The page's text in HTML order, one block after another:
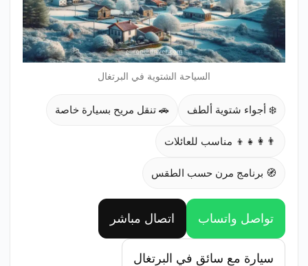
السياحة الشتوية في البرتغال
❄️ أجواء شتوية ألطف 🚗 تنقل مريح بسيارة خاصة
👨‍👩‍👧‍👦 مناسب للعائلات
🧭 برنامج مرن حسب الطقس
تواصل واتساب اتصال مباشر
سيارة مع سائق في البرتغال